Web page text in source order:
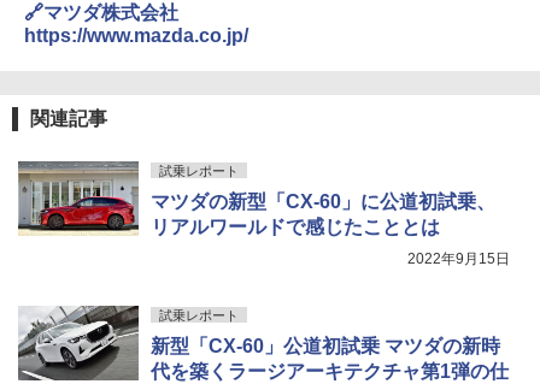
🔗マツダ株式会社
https://www.mazda.co.jp/
関連記事
試乗レポート
マツダの新型「CX-60」に公道初試乗、
リアルワールドで感じたこととは
2022年9月15日
試乗レポート
新型「CX-60」公道初試乗 マツダの新時
代を築くラージアーキテクチャ第1弾の仕